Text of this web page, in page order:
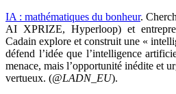
IA : mathématiques du bonheur.
AI XPRIZE, Hyperloop) et
Cadain explore et construit une «
défend l’idée que l’intelligence
menace, mais l’opportunité inédite et
vertueux. (@LADN_EU).